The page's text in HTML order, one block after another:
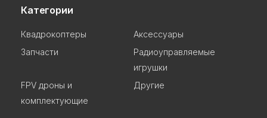
Категории
Квадрокоптеры
Аксессуары
Запчасти
Радиоуправляемые
игрушки
FPV дроны и
комплектующие
Другие